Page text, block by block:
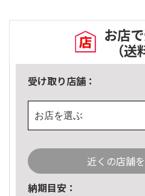
お店
（送
受け取り店舗：
お店を選ぶ
近くの店舗
納期目安：